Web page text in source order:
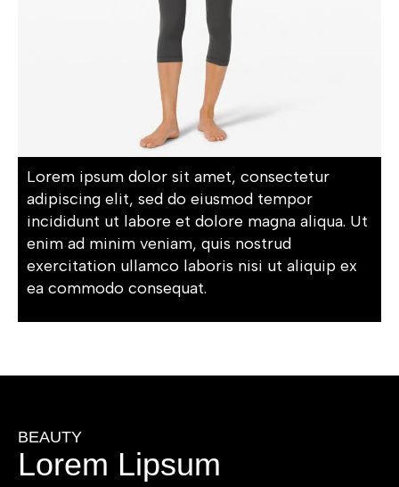
Lorem ipsum dolor sit amet, consectetur
adipiscing elit, sed do eiusmod tempor
incididunt ut labore et dolore magna aliqua. Ut
enim ad minim veniam, quis nostrud
exercitation ullamco laboris nisi ut aliquip ex
ea commodo consequat.
BEAUTY
Lorem Lipsum